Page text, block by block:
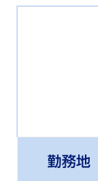
勤務地